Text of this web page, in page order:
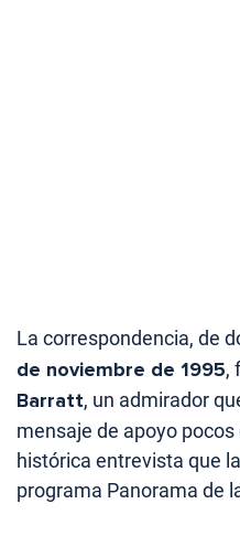
La correspondencia, de
de noviembre de 1995,
Barratt, un admirador
mensaje de apoyo
histórica entrevista que
programa Panorama de